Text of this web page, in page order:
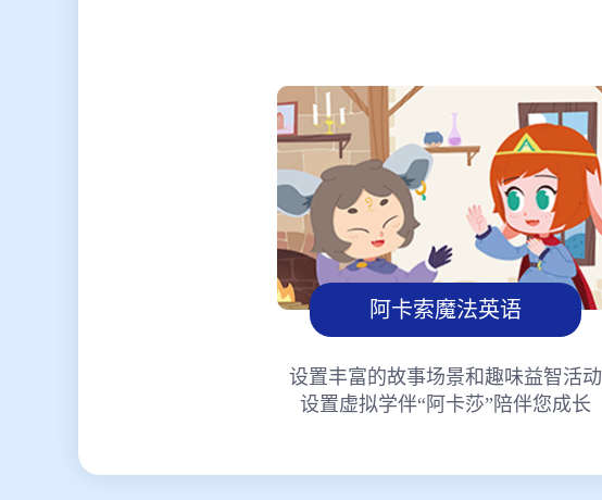
阿卡索魔法英语
设置丰富的故事场景和趣味益智活动
设置虚拟学伴“阿卡莎”陪伴您成长